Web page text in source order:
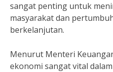
sangat penting untuk
masyarakat dan
berkelanjutan.
Menurut Menteri
ekonomi sangat vital